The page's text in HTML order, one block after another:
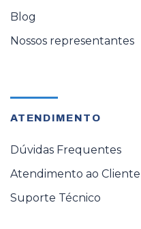
Blog
Nossos representantes
ATENDIMENTO
Dúvidas Frequentes
Atendimento ao Cliente
Suporte Técnico